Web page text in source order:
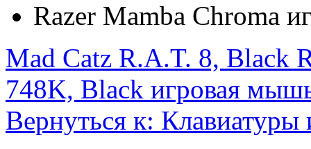
Razer Mamba Chroma
Mad Catz R.A.T. 8, Black
748K, Black игровая
Вернуться к: